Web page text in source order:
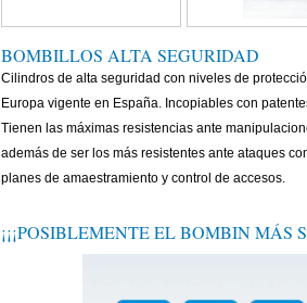
BOMBILLOS ALTA SEGURIDAD
Cilindros de alta seguridad con niveles de
Europa vigente en España. Incopiables con
Tienen las máximas resistencias ante
además de ser los más resistentes ante ataques
planes de amaestramiento y control de accesos.
¡¡¡POSIBLEMENTE EL BOMBIN MÁS